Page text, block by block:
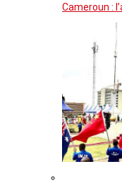
Cameroun :